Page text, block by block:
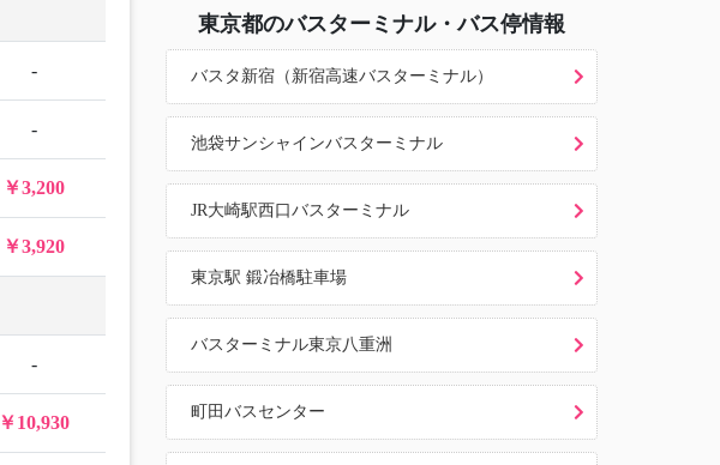
-
-
￥3,200
￥3,920
-
￥10,930
東京都のバスターミナル・バス停情報
バスタ新宿（新宿高速バスターミナル）
池袋サンシャインバスターミナル
JR大崎駅西口バスターミナル
東京駅 鍛冶橋駐車場
バスターミナル東京八重洲
町田バスセンター